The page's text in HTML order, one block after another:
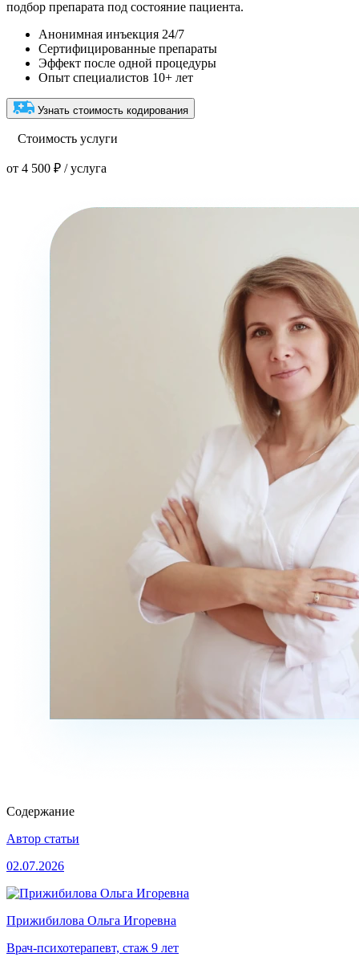
подбор препарата под состояние пациента.
Анонимная инъекция 24/7
Сертифицированные препараты
Эффект после одной процедуры
Опыт специалистов 10+ лет
Узнать стоимость кодирования
Стоимость услуги
от 4 500 ₽ / услуга
Содержание
Автор статьи
02.07.2026
Прижибилова Ольга Игоревна
Врач-психотерапевт, стаж 9 лет